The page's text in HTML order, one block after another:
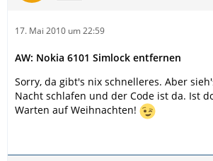
17. Mai 2010 um 22:59
AW: Nokia 6101 Simlock entfernen
Sorry, da gibt's nix schnelleres. Aber
Nacht schlafen und der Code ist da. Ist
Warten auf Weihnachten!